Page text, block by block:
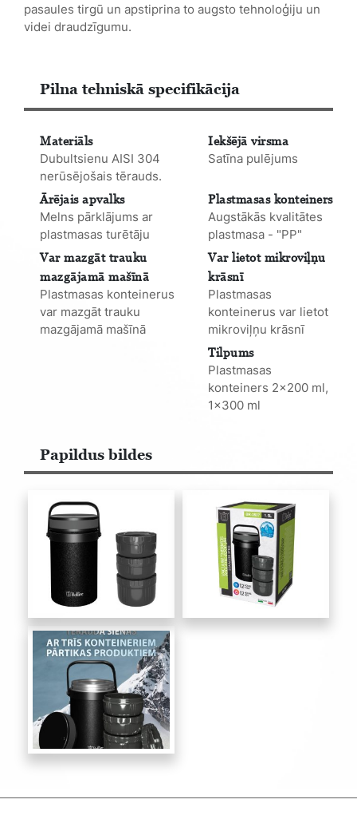
pasaules tirgū un apstiprina to augsto tehnoloģiju un
videi draudzīgumu.
Pilna tehniskā specifikācija
Materiāls Iekšējā virsma
Dubultsienu AISI 304
nerūsējošais tērauds.
Satīna pulējums
Ārējais apvalks Plastmasas konteiners
Melns pārklājums ar
plastmasas turētāju
Augstākās kvalitātes
plastmasa - "PP"
Var mazgāt trauku
mazgājamā mašīnā
Var lietot mikroviļņu
krāsnī
Plastmasas konteinerus
var mazgāt trauku
mazgājamā mašīnā
Plastmasas
konteinerus var lietot
mikroviļņu krāsnī
Tilpums
Plastmasas
konteiners 2x200 ml,
1x300 ml
Papildus bildes